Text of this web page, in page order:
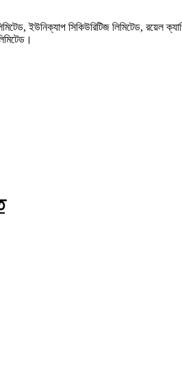
ইউনিক্যাপ সিকিউরিটিজ লিমিটেড, রয়েল